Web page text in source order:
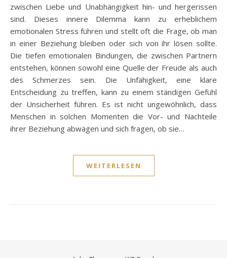
zwischen Liebe und Unabhängigkeit hin- und hergerissen
sind. Dieses innere Dilemma kann zu erheblichem
emotionalen Stress führen und stellt oft die Frage, ob man
in einer Beziehung bleiben oder sich von ihr lösen sollte.
Die tiefen emotionalen Bindungen, die zwischen Partnern
entstehen, können sowohl eine Quelle der Freude als auch
des Schmerzes sein. Die Unfähigkeit, eine klare
Entscheidung zu treffen, kann zu einem ständigen Gefühl
der Unsicherheit führen. Es ist nicht ungewöhnlich, dass
Menschen in solchen Momenten die Vor- und Nachteile
ihrer Beziehung abwägen und sich fragen, ob sie…
WEITERLESEN